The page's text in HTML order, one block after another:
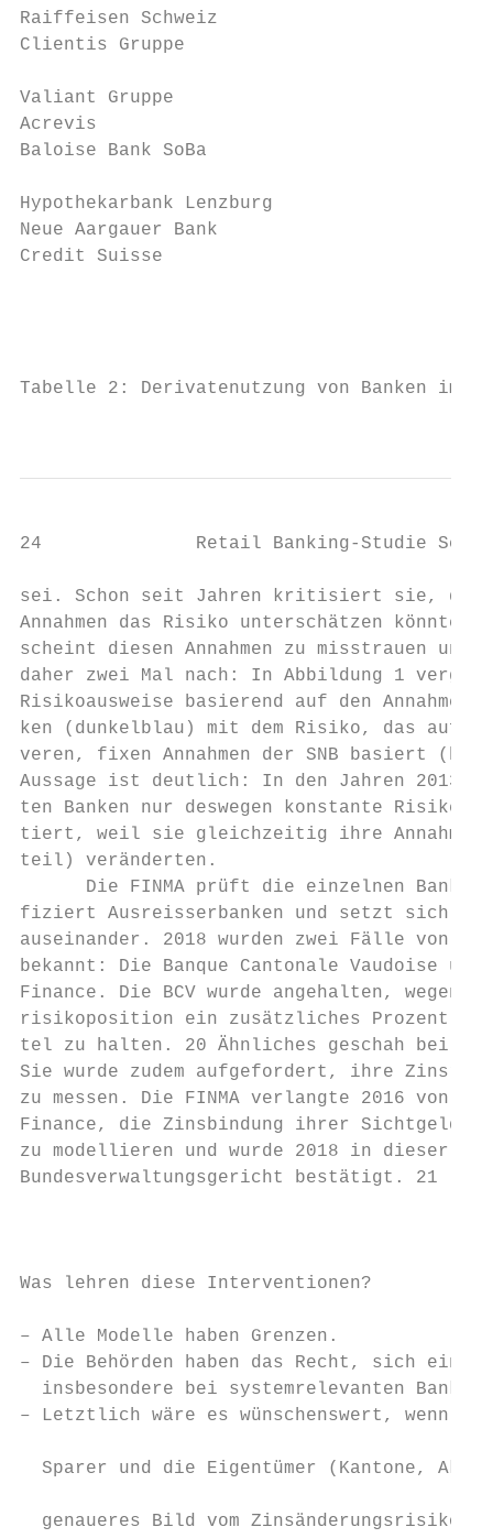
24              Retail Banking-Studie Schweiz 2018                                                                                   25                 Asset Liability Management heute – Zinsrisiken ante portas

sei. Schon seit Jahren kritisiert sie, dass bankeigene              3.2 Neue Vorschriften am Horizont                                Eine Erleichterung bietet die FINMA z.B. zum dritten                          Überarbeitete Meldepflicht an die Behörden
Annahmen das Risiko unterschätzen könnten. Die SNB                                                                                   Punkt obiger Auflistung an: Sie verlangt nicht, dass die                      Die Banken müssen – wie bereits heute – ihre Zins-
scheint diesen Annahmen zu misstrauen und rechnet                   Internationale und Schweizer Standards                           Risikotoleranz für die Barwert- und Ertragsperspek-                           risikopositionen im Bankbuch der Finma einreichen.
daher zwei Mal nach: In Abbildung 1 vergleicht sie die              Der Basler Ausschuss definiert zahlreiche Grundsätze             tive, sondern «mindestens für die Barwertperspektive»                         Das auszufüllende Formular gleicht dem Beispiel der
Risikoausweise basierend auf den Annahmen der Ban-                  zum ALM. Abbildung 2 fasst deren wichtigste zusam-               formuliert wird. Auch sieht sie für mittelgrosse Banken                       Tabelle 3, ist allerdings gegenüber heute wesentlich
ken (dunkelblau) mit dem Risiko, das auf konservati-                men.                                                             eine De-Minimis-Regel vor: Banken der Aufsichtska-                            umfangreicher und komplexer.
veren, fixen Annahmen der SNB basiert